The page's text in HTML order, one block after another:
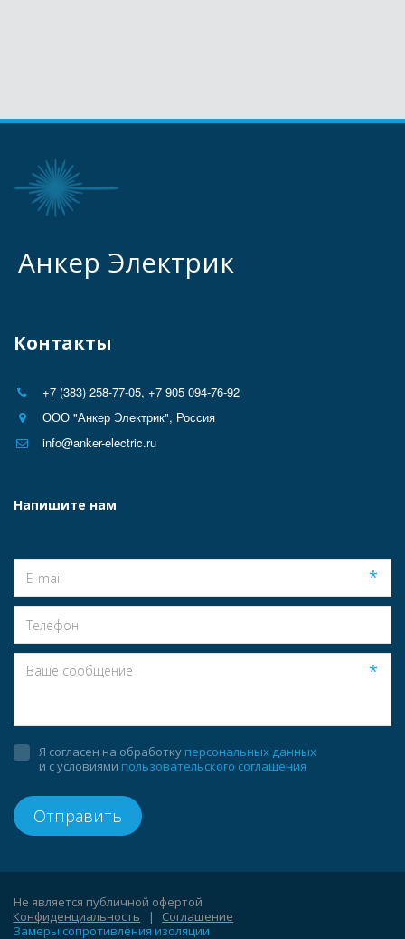
Анкер Электрик
Контакты
+7 (383) 258-77-05, +7 905 094-76-92
ООО "Анкер Электрик", Россия
info@anker-electric.ru
Напишите нам
*
*
Я согласен на обработку персональных данных
и с условиями пользовательского соглашения
Отправить
Конфиденциальность
   |
Соглашение
Замеры сопротивления изоляции